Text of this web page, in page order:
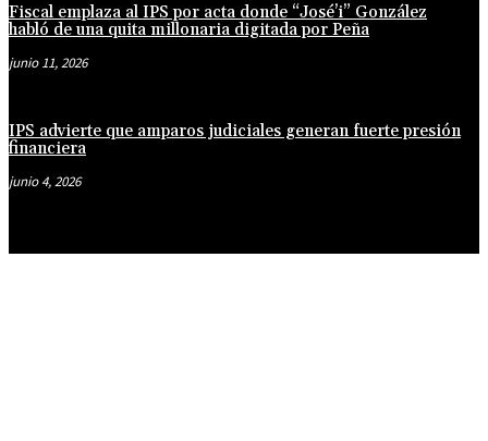
Fiscal emplaza al IPS por acta donde “José’i” González
habló de una quita millonaria digitada por Peña
junio 11, 2026
IPS advierte que amparos judiciales generan fuerte presión
financiera
junio 4, 2026